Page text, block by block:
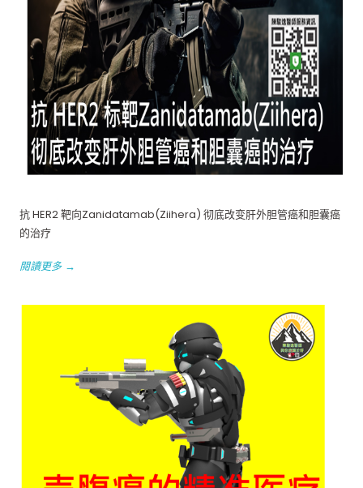
抗 HER2 靶向Zanidatamab(Ziihera) 彻底改变肝外胆管癌和胆囊癌
的治疗
閱讀更多 →